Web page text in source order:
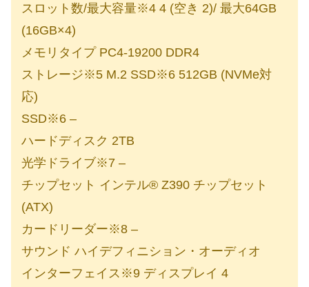
スロット数/最大容量※4 4 (空き 2)/ 最大64GB
(16GB×4)
メモリタイプ PC4-19200 DDR4
ストレージ※5 M.2 SSD※6 512GB (NVMe対
応)
SSD※6 –
ハードディスク 2TB
光学ドライブ※7 –
チップセット インテル® Z390 チップセット
(ATX)
カードリーダー※8 –
サウンド ハイデフィニション・オーディオ
インターフェイス※9 ディスプレイ 4